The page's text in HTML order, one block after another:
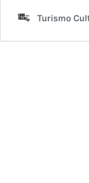
Turismo